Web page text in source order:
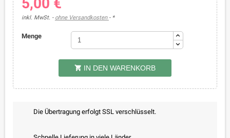
inkl. MwSt. ohne Versandkosten *
Menge
 IN DEN WARENKORB
Die Übertragung erfolgt SSL verschlüsselt.